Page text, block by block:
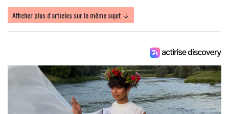
Afficher plus d'articles sur le même sujet ↓